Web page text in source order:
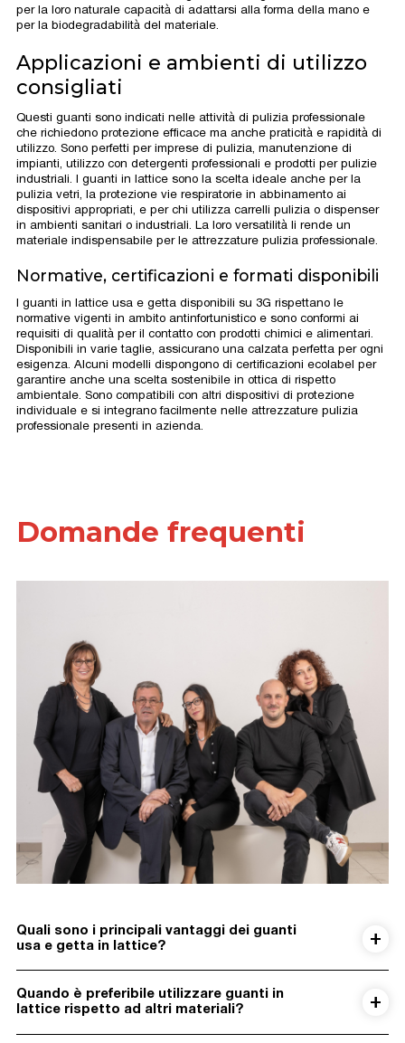
per la loro naturale capacità di adattarsi alla forma della mano e
per la biodegradabilità del materiale.
Applicazioni e ambienti di utilizzo
consigliati
Questi guanti sono indicati nelle attività di pulizia professionale
che richiedono protezione efficace ma anche praticità e rapidità di
utilizzo. Sono perfetti per imprese di pulizia, manutenzione di
impianti, utilizzo con detergenti professionali e prodotti per pulizie
industriali. I guanti in lattice sono la scelta ideale anche per la
pulizia vetri, la protezione vie respiratorie in abbinamento ai
dispositivi appropriati, e per chi utilizza carrelli pulizia o dispenser
in ambienti sanitari o industriali. La loro versatilità li rende un
materiale indispensabile per le attrezzature pulizia professionale.
Normative, certificazioni e formati disponibili
I guanti in lattice usa e getta disponibili su 3G rispettano le
normative vigenti in ambito antinfortunistico e sono conformi ai
requisiti di qualità per il contatto con prodotti chimici e alimentari.
Disponibili in varie taglie, assicurano una calzata perfetta per ogni
esigenza. Alcuni modelli dispongono di certificazioni ecolabel per
garantire anche una scelta sostenibile in ottica di rispetto
ambientale. Sono compatibili con altri dispositivi di protezione
individuale e si integrano facilmente nelle attrezzature pulizia
professionale presenti in azienda.
Domande frequenti
Quali sono i principali vantaggi dei guanti
usa e getta in lattice?
Quando è preferibile utilizzare guanti in
lattice rispetto ad altri materiali?